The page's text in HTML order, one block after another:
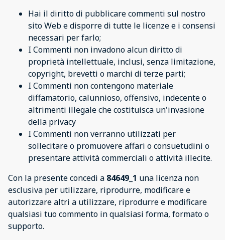
Hai il diritto di pubblicare commenti sul nostro
sito Web e disporre di tutte le licenze e i consensi
necessari per farlo;
I Commenti non invadono alcun diritto di
proprietà intellettuale, inclusi, senza limitazione,
copyright, brevetti o marchi di terze parti;
I Commenti non contengono materiale
diffamatorio, calunnioso, offensivo, indecente o
altrimenti illegale che costituisca un'invasione
della privacy
I Commenti non verranno utilizzati per
sollecitare o promuovere affari o consuetudini o
presentare attività commerciali o attività illecite.
Con la presente concedi a 84649_1 una licenza non
esclusiva per utilizzare, riprodurre, modificare e
autorizzare altri a utilizzare, riprodurre e modificare
qualsiasi tuo commento in qualsiasi forma, formato o
supporto.